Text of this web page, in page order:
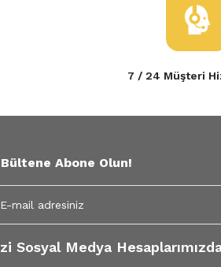
7 / 24 Müşteri
Abone Olun!
Sosyal Medya